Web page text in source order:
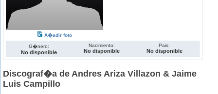
A�adir foto
G�nero:
No disponible
Nacimiento:
No disponible
Pais:
No disponible
Discograf�a de Andres Ariza Villazon & Jaime
Luis Campillo